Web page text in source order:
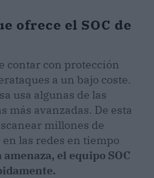
ofrece el SOC de
contar con protección
a un bajo coste.
usa algunas de las
más avanzadas. De esta
millones de
las redes en tiempo
el equipo SOC